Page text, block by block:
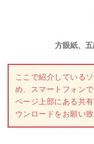
方眼紙、
ここで紹介している
め、スマートフォン
ページ上部にある共
ウンロードをお願い致